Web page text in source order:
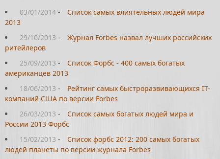
03/01/2014 -
Список самых влиятельных людей мира
2013
29/10/2013 -
Журнал Forbes назвал лучших российских
ритейлеров
25/09/2013 -
Список Форбс - 400 самых богатых
американцев 2013
18/06/2013 -
Рейтинг самых быстроразвивающихся IT-
компаний США по версии Forbes
26/03/2013 -
Список самых богатых людей мира и
России 2013 Форбс
15/02/2013 -
Список форбс 2012: 200 самых богатых
людей планеты по версии журнала Forbes